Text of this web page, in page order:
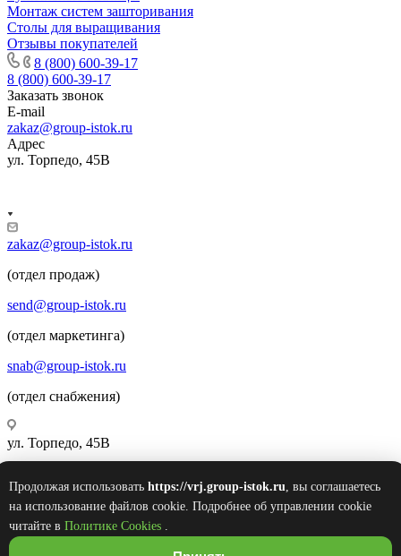
Продолжая использовать https://vrj.group-istok.ru, вы соглашаетесь
на использование файлов cookie. Подробнее об управлении cookie
читайте в Политике Cookies .
Монтаж систем зашторивания
Столы для выращивания
Отзывы покупателей
8 (800) 600-39-17
8 (800) 600-39-17
Заказать звонок
E-mail
zakaz@group-istok.ru
Адрес
ул. Торпедо, 45В
zakaz@group-istok.ru
(отдел продаж)
send@group-istok.ru
(отдел маркетинга)
snab@group-istok.ru
(отдел снабжения)
ул. Торпедо, 45В
© 2026 Инновационные Современные Теплицы
Оборудование Комплектующие (ИСТОК)